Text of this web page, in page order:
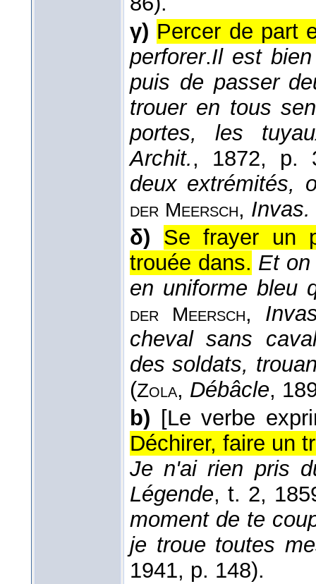
γ) Percer de part
perforer.Il est
puis de passer
trouer en tous
portes, les
Archit., 1872, p.
deux extrémités,
der Meersch, Invas.
δ) Se frayer un
trouée dans. Et
en uniforme bleu
der Meersch,
cheval sans
des soldats,
(Zola, Débâcle,
b) [Le verbe
Déchirer, faire un
Je n'ai rien pris
Légende, t. 2,
moment de te
je troue toutes
1941, p. 148).